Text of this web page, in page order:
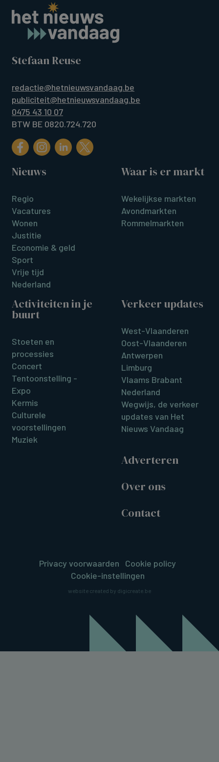
Stefaan Reuse
redactie@hetnieuwsvandaag.be
publiciteit@hetnieuwsvandaag.be
0475 43 10 07
BTW BE 0820.724.720
Nieuws
Regio
Vacatures
Wonen
Justitie
Economie & geld
Sport
Vrije tijd
Nederland
Waar is er markt
Wekelijkse markten
Avondmarkten
Rommelmarkten
Activiteiten in je
buurt
Stoeten en
processies
Concert
Tentoonstelling -
Expo
Kermis
Culturele
voorstellingen
Muziek
Verkeer updates
West-Vlaanderen
Oost-Vlaanderen
Antwerpen
Limburg
Vlaams Brabant
Nederland
Wegwijs, de verkeer
updates van Het
Nieuws Vandaag
Adverteren
Over ons
Contact
Privacy voorwaarden
Cookie policy
Cookie-instellingen
website created by digicreate.be